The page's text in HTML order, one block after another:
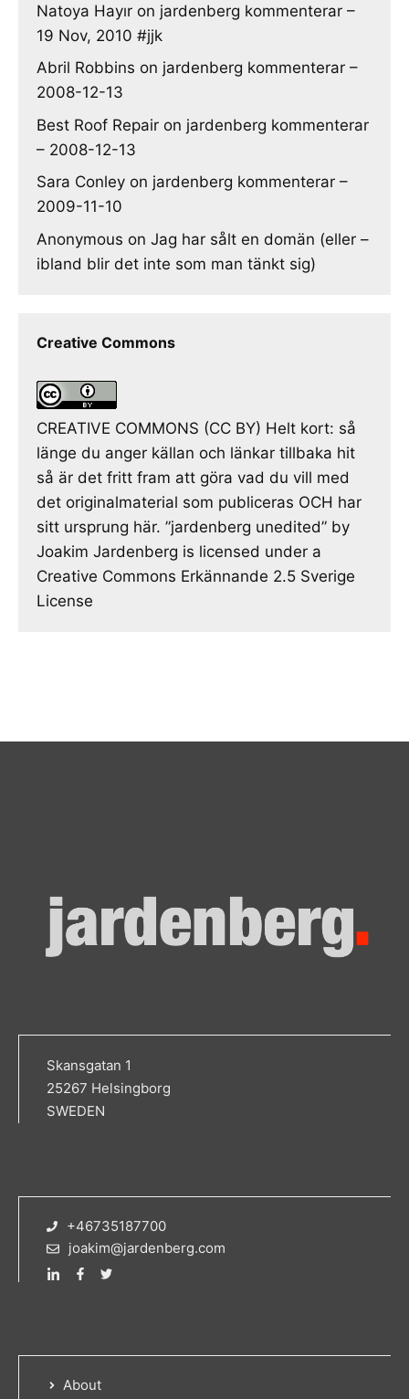
Natoya Hayır on jardenberg kommenterar –
19 Nov, 2010 #jjk
Abril Robbins on jardenberg kommenterar –
2008-12-13
Best Roof Repair on jardenberg kommenterar
– 2008-12-13
Sara Conley on jardenberg kommenterar –
2009-11-10
Anonymous on Jag har sålt en domän (eller –
ibland blir det inte som man tänkt sig)
Creative Commons
CREATIVE COMMONS (CC BY) Helt kort: så
länge du anger källan och länkar tillbaka hit
så är det fritt fram att göra vad du vill med
det originalmaterial som publiceras OCH har
sitt ursprung här. ”jardenberg unedited” by
Joakim Jardenberg is licensed under a
Creative Commons Erkännande 2.5 Sverige
License
Skansgatan 1
25267 Helsingborg
SWEDEN
+46735187700
joakim@jardenberg.com
About